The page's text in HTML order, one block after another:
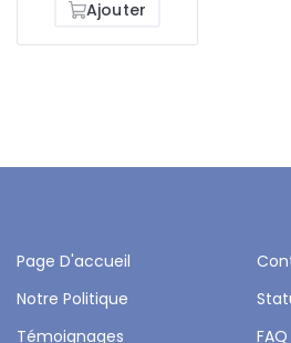
Ajouter
Page D'accueil
Notre Politique
Témoignages
FAQ